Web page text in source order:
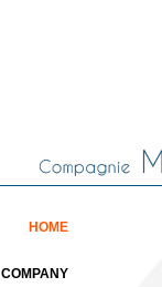
HOME
COMPANY